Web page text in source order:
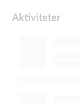
Aktiviteter